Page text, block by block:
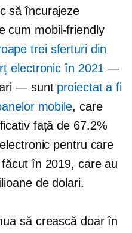
să încurajeze
cum mobil-friendly
trei sferturidin
electronic în 2021 —
— sunt proiectat a fi
mobile, care
față de 67.2%
pentru care
în 2019, care au
de dolari.
să crească doar în